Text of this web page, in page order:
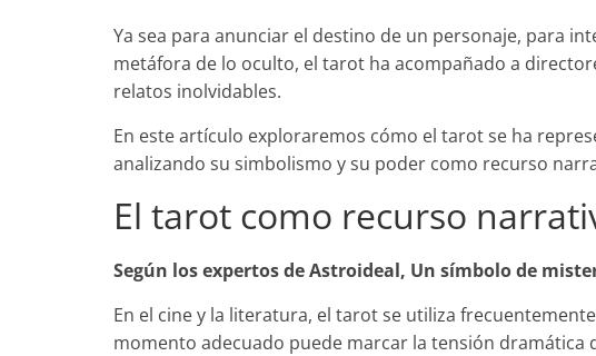
Ya sea para anunciar el destino de un personaje, para
metáfora de lo oculto, el tarot ha acompañado a
relatos inolvidables.
En este artículo exploraremos cómo el tarot se ha
analizando su simbolismo y su poder como recurso
El tarot como recurso
Según los expertos de Astroideal, Un símbolo de
En el cine y la literatura, el tarot se utiliza
momento adecuado puede marcar la tensión dramática